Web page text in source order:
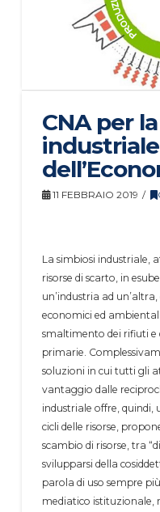
CNA per
11 FEBBRAIO 2019
La simbiosi industriale,
risorse di scarto, in
un’industria ad
economici ed
smaltimento dei rifiuti e
primarie.
soluzioni in cui tutti gli
vantaggio dalle
industriale offre, quindi,
cicli delle risorse,
scambio di risorse, tra
svilupparsi della
parola di uso sempre
mediatico istituzionale,